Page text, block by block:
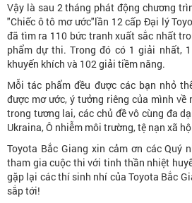
Vậy là sau 2 tháng phát động chương
"Chiếc ô tô mơ ước"lần 12 cấp Đại lý
đã tìm ra 110 bức tranh xuất sắc nhất
phẩm dự thi. Trong đó có 1 giải nhất,
khuyến khích và 102 giải tiềm năng.
Mỗi tác phẩm đều được các bạn nhỏ
được mơ ước, ý tưởng riêng của mình về
trong tương lai, các chủ đề vô cùng đa
Ukraina, Ô nhiễm môi trường, tệ nạn xã
Toyota Bắc Giang xin cảm ơn các Quý
tham gia cuộc thi với tinh thần nhiệt
gặp lại các thí sinh nhí của Toyota Bắc
sắp tới!